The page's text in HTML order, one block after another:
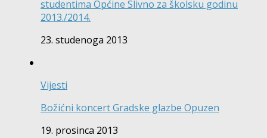
studentima Općine Slivno za školsku godinu
2013./2014.
23. studenoga 2013
Vijesti
Božićni koncert Gradske glazbe Opuzen
19. prosinca 2013